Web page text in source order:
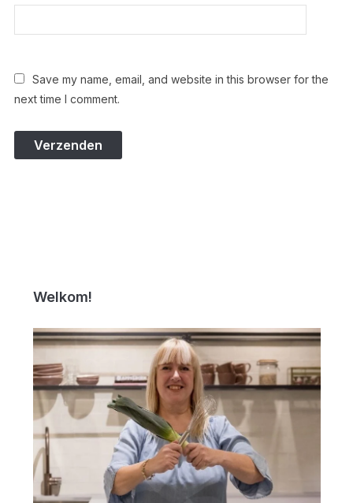
Save my name, email, and website in this browser for the
next time I comment.
Welkom!